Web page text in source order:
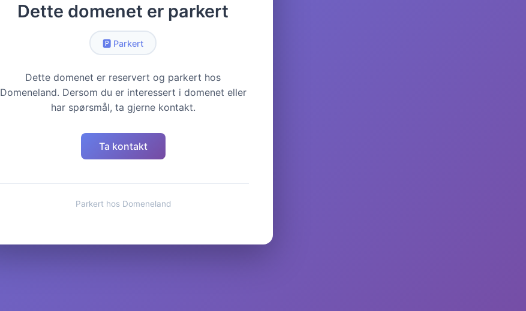
Dette domenet er parkert
🅿️ Parkert
Dette domenet er reservert og parkert hos
Domeneland. Dersom du er interessert i domenet eller
har spørsmål, ta gjerne kontakt.
Ta kontakt
Parkert hos Domeneland